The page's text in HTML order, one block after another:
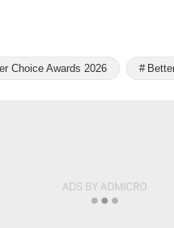
Choice Awards 2026